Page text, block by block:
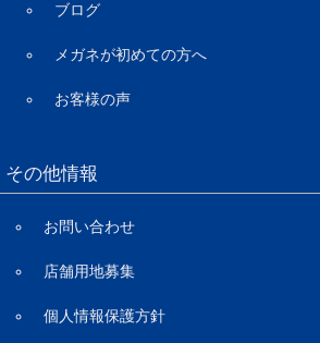
ブログ
メガネが初めての方へ
お客様の声
その他情報
お問い合わせ
店舗用地募集
個人情報保護方針